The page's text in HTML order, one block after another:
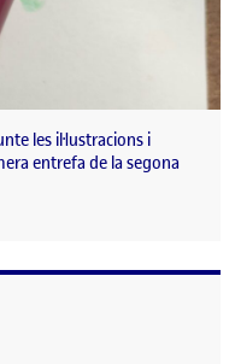
les il·lustracions i
entrefa de la segona
PAC 2. OBJECTE